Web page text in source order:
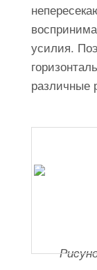
усилия.
различные